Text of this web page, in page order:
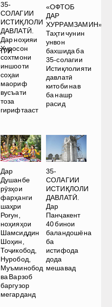
35-
СОЛАГИИ
ИСТИҚЛОЛИ
ДАВЛАТӢ.
Дар ноҳияи
Хуросон
сохтмони
иншооти
соҳаи
маориф
вусъати
тоза
гирифтааст
«ОФТОБ
ДАР
ХУРРАМЗАМИН».
Таҳти чунин
унвон
бахшида ба
35-солагии
Истиқлолияти
давлатӣ
китоби нав
ба нашр
расид
Дар
Душанбе
рӯзҳои
фарҳанги
шаҳри
Роғун,
ноҳияҳои
Шамсиддин
Шоҳин,
Тоҷикобод,
Нуробод,
Муъминобод
ва Варзоб
баргузор
мегарданд
35-
СОЛАГИИ
ИСТИҚЛОЛИ
ДАВЛАТӢ.
Дар
Панҷакент
40 бинои
баландошёна
ба
истифода
дода
мешавад